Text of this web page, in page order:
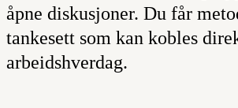
åpne diskusjoner. Du får
tankesett som kan kobles
arbeidshverdag.